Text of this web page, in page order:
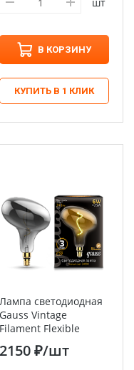
В КОРЗИНУ
КУПИТЬ В 1 КЛИК
Лампа светодиодная
Gauss Vintage
Filament Flexible
FD180 6Вт E27 Gray
2400K
2150 ₽/шт